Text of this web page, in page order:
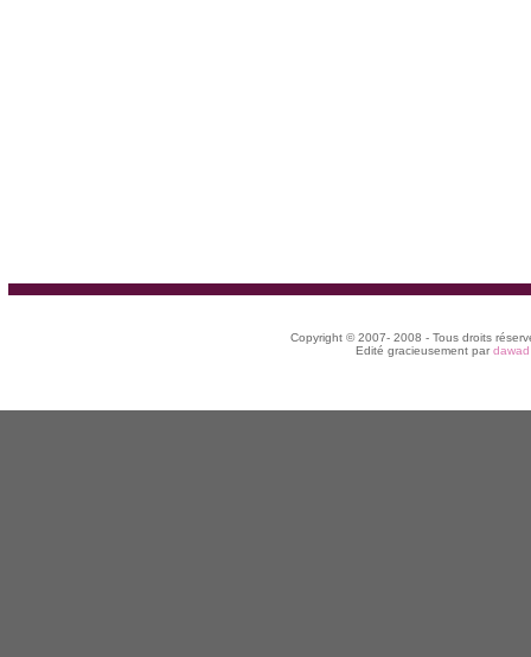
Copyright © 2007- 2008 - Tous droits
Edité gracieusement par dawad